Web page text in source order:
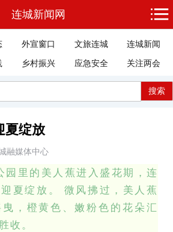
连城新闻网
外宣窗口 文旅连城
连城新闻
乡村振兴 应急安全 关注两会
搜索
夏绽放
融媒体中心
园里的美人蕉进入盛花期，连
夏绽放。 微风拂过，美人蕉
，橙黄色、嫩粉色的花朵汇
收。